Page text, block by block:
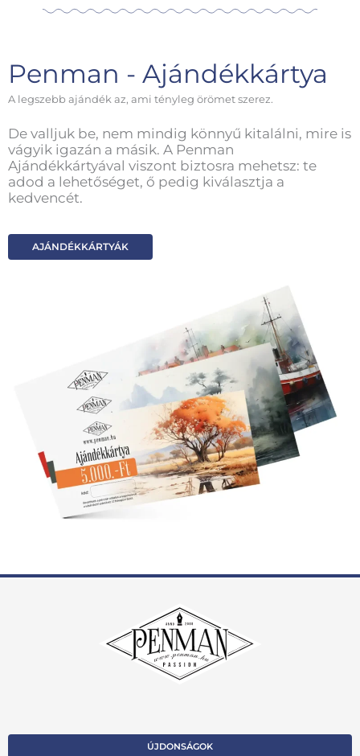
Penman - Ajándékkártya
A legszebb ajándék az, ami tényleg örömet szerez.
De valljuk be, nem mindig könnyű kitalálni, mire is
vágyik igazán a másik. A Penman
Ajándékkártyával viszont biztosra mehetsz: te
adod a lehetőséget, ő pedig kiválasztja a
kedvencét.
AJÁNDÉKKÁRTYÁK
ÚJDONSÁGOK